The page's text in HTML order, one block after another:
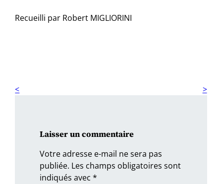
Recueilli par Robert MIGLIORINI
Laisser un commentaire
Votre adresse e-mail ne sera pas
publiée. Les champs obligatoires sont
indiqués avec*